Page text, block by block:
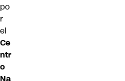
po
r
el
Ce
ntr
o